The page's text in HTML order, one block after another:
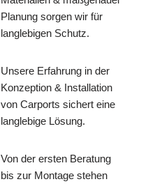
Planung sorgen wir für
langlebigen Schutz.
Unsere Erfahrung in der
Konzeption & Installation
von Carports sichert eine
langlebige Lösung.
Von der ersten Beratung
bis zur Montage stehen